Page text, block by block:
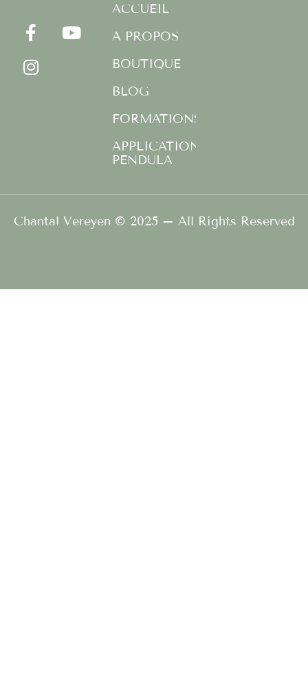
c
e
b
o
u
t
s
t
a
g
ACCUEIL
A PROPOS
BOUTIQUE
BLOG
FORMATIONS
APPLICATION
PENDULA
Chantal Vereyen © 2025 – All Rights Reserved